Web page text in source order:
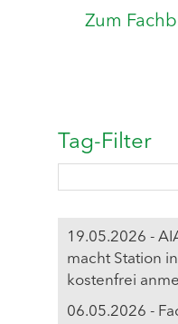
Zum
Tag-Filter
19.05.2026 -
macht Station
kostenfrei
06.05.2026 -